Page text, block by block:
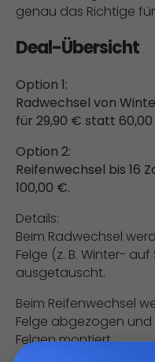
genau das Richtige
Deal-Übersicht
Option 1:
Radwechsel von
für 29,90 € statt
Option 2:
Reifenwechsel bis 16
100,00 €.
Details:
Beim Radwechsel
Felge (z. B. Winter-
ausgetauscht.
Beim Reifenwechsel
Felge abgezogen
Felgen montiert.